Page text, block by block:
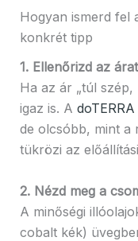
Hogyan ismerd fel
konkrét tipp
1. Ellenőrizd az árat
Ha az ár „túl szép,
igaz is. A
de olcsóbb, mint a
tükrözi az
2. Nézd meg a
A minőségi
cobalt kék)